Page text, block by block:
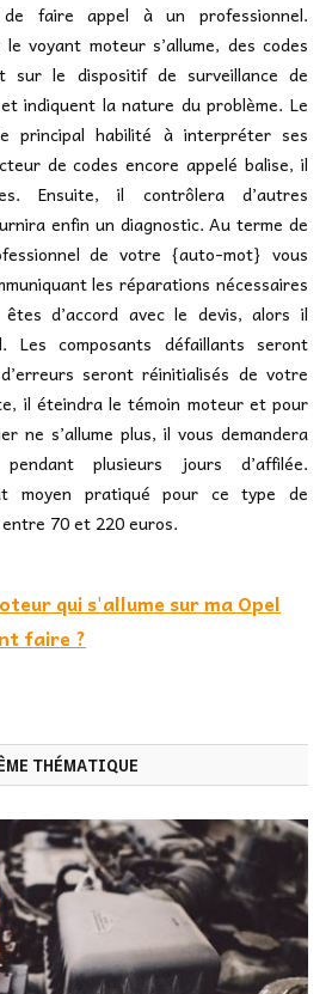
faire appel à un professionnel.
voyant moteur s’allume, des codes
sur le dispositif de surveillance de
indiquent la nature du problème. Le
principal habilité à interpréter ses
de codes encore appelé balise, il
Ensuite, il contrôlera d’autres
enfin un diagnostic. Au terme de
de votre {auto-mot} vous
les réparations nécessaires
d’accord avec le devis, alors il
Les composants défaillants seront
seront réinitialisés de votre
il éteindra le témoin moteur et pour
ne s’allume plus, il vous demandera
plusieurs jours d’affilée.
moyen pratiqué pour ce type de
70 et 220 euros.
qui s'allume sur ma Opel
faire ?
THÉMATIQUE